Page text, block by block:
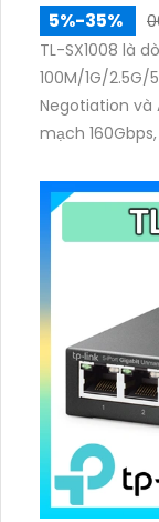
5%-35%
TL-SX1008 là
100M/1G/
Negotiation và
mạch